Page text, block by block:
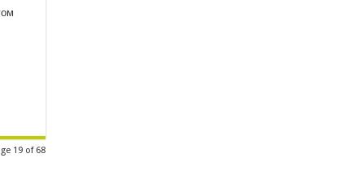
19 of 68